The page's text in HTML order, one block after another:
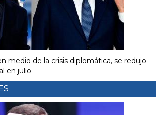
medio de la crisis diplomática, se redujo
en julio